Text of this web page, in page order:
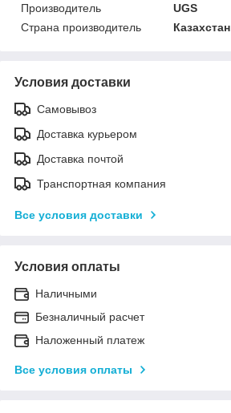
Производитель
UGS
Страна производитель
Казахстан
Условия доставки
Самовывоз
Доставка курьером
Доставка почтой
Транспортная компания
Все условия доставки
Условия оплаты
Наличными
Безналичный расчет
Наложенный платеж
Все условия оплаты